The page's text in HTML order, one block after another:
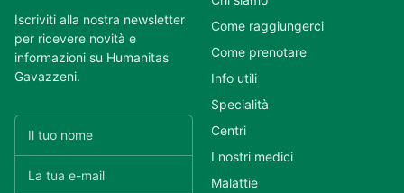
Iscriviti alla nostra newsletter
per ricevere novità e
informazioni su Humanitas
Gavazzeni.
Come raggiungerci
Come prenotare
Info utili
Specialità
Centri
I nostri medici
Malattie